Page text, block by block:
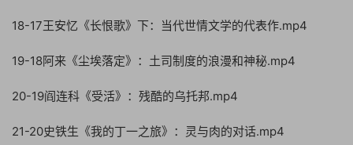
18-17王安忆《长恨歌》下：当代世情文学的代表作.mp4
19-18阿来《尘埃落定》：土司制度的浪漫和神秘.mp4
20-19阎连科《受活》：残酷的乌托邦.mp4
21-20史铁生《我的丁一之旅》：灵与肉的对话.mp4